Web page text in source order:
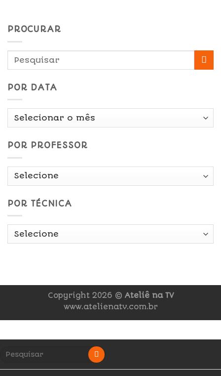
PROCURAR
POR DATA
Por
POR PROFESSOR
POR TÉCNICA
Copyright 2026 © Ateliê na TV
www.atelienatv.com.br